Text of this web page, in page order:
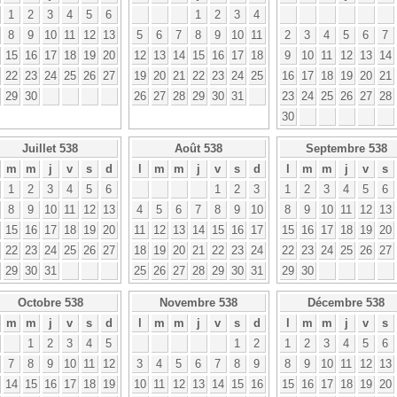
1
2 3 4 5
6
8 9 10 11 12
13
15 16 17 18 19
20
22 23 24 25 26
27
29 30
1
2 3
4
5
6 7 8 9 10
11
12
13 14 15 16 17
18
19
20 21 22 23 24
25
26
27 28 29 30 31
2
3 4 5 6 7
9
10 11 12 13 14
16
17 18 19 20 21
23
24 25 26 27 28
30
Juillet 538
m m j v s
d
1
2 3 4 5
6
8 9 10 11 12
13
15 16 17 18 19
20
22 23 24 25 26
27
29 30 31
Août 538
l
m m j v s
d
1
2
3
4
5 6 7 8 9
10
11
12 13 14 15 16
17
18
19 20 21 22 23
24
25
26 27 28 29 30 31
Septembre 538
l
m m j v s
1
2 3 4 5 6
8
9 10 11 12 13
15
16 17 18 19 20
22
23 24 25 26 27
29 30
Octobre 538
m m j v s
d
1
2 3 4
5
7 8 9 10 11
12
14 15 16 17 18
19
Novembre 538
l
m m j v s
d
1
2
3
4 5 6 7 8
9
10
11 12 13 14 15
16
Décembre 538
l
m m j v s
1
2 3 4 5 6
8
9 10 11 12 13
15
16 17 18 19 20